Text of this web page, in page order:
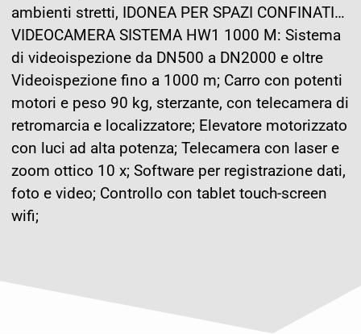
ambienti stretti, IDONEA PER SPAZI CONFINATI…
VIDEOCAMERA SISTEMA HW1 1000 M: Sistema
di videoispezione da DN500 a DN2000 e oltre
Videoispezione fino a 1000 m; Carro con potenti
motori e peso 90 kg, sterzante, con telecamera di
retromarcia e localizzatore; Elevatore motorizzato
con luci ad alta potenza; Telecamera con laser e
zoom ottico 10 x; Software per registrazione dati,
foto e video; Controllo con tablet touch-screen
wifi;